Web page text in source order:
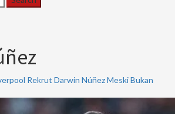
Rekrut Darwin Núñez Meski Bukan